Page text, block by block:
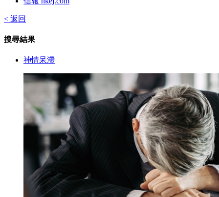
< 返回
搜尋結果
神情呆滯